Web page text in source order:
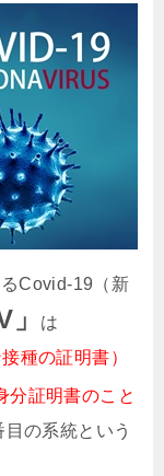
Covid-19（新
」
は
種の証明書）
分証明書のこと
の系統という